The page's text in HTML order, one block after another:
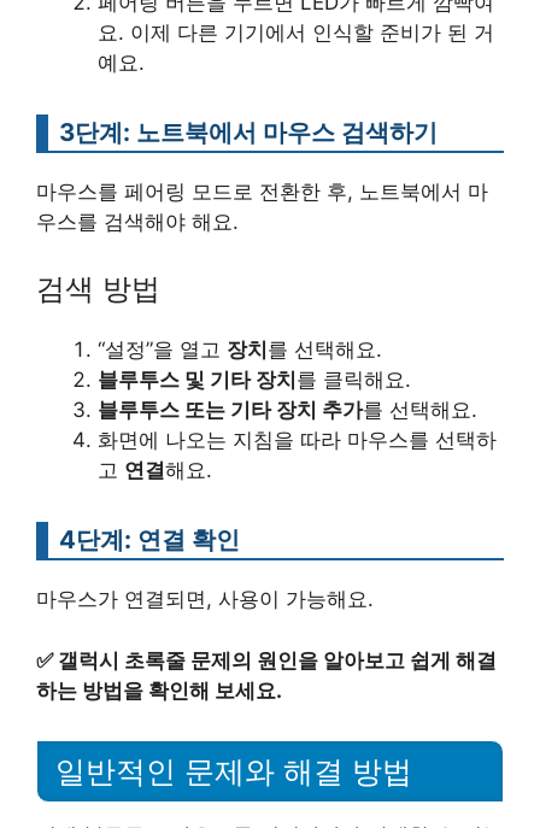
요. 이제 다른 기기에서 인식할 준비가 된 거
예요.
3단계: 노트북에서 마우스 검색하기
마우스를 페어링 모드로 전환한 후, 노트북에서 마
우스를 검색해야 해요.
검색 방법
“설정”을 열고 장치 를 선택해요.
블루투스 및 기타 장치 를 클릭해요.
블루투스 또는 기타 장치 추가를 선택해요.
화면에 나오는 지침을 따라 마우스를 선택하
고 연결해요.
4단계: 연결 확인
마우스가 연결되면, 사용이 가능해요.
✅ 갤럭시 초록줄 문제의 원인을 알아보고 쉽게 해결
하는 방법을 확인해 보세요.
일반적인 문제와 해결 방법